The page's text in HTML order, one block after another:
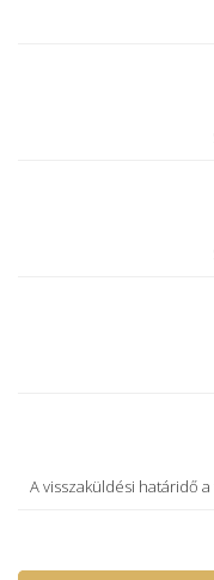
A visszaküldési határidő